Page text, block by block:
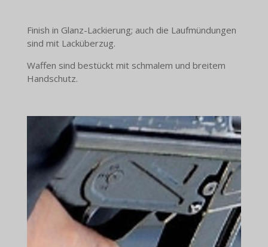
Finish in Glanz-Lackierung; auch die Laufmündungen
sind mit Lacküberzug.
Waffen sind bestückt mit schmalem und breitem
Handschutz.